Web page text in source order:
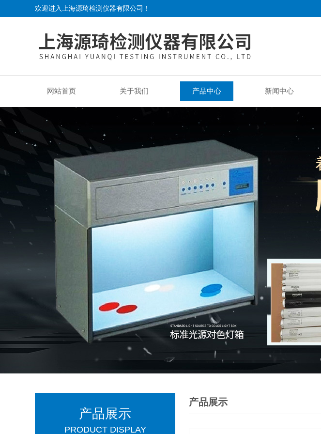
欢迎进入上海源琦检测仪器有限公司！
网站首页 关于我们 产品中心 新闻中心
产品展示
PRODUCT DISPLAY
产品展示